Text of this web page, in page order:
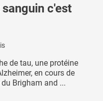
c'est
de tau, une protéine
en cours de
Brigham and ...